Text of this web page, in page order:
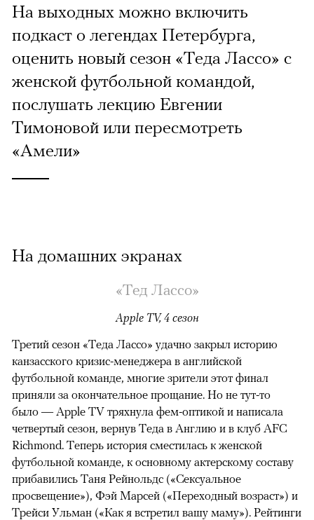
На выходных можно включить
подкаст о легендах Петербурга,
оценить новый сезон «Теда Лассо» с
женской футбольной командой,
послушать лекцию Евгении
Тимоновой или пересмотреть
«Амели»
На домашних экранах
«Тед Лассо»
Apple TV, 4 сезон
00:00 / 00:00
Третий сезон «Теда Лассо» удачно закрыл историю
канзасского кризис-менеджера в английской
футбольной команде, многие зрители этот финал
приняли за окончательное прощание. Но не тут-то
было — Apple TV тряхнула фем-оптикой и написала
четвертый сезон, вернув Теда в Англию и в клуб AFC
Richmond. Теперь история сместилась к женской
футбольной команде, к основному актерскому составу
прибавились Таня Рейнольдс («Сексуальное
просвещение»), Фэй Марсей («Переходный возраст») и
Трейси Ульман («Как я встретил вашу маму»). Рейтинги